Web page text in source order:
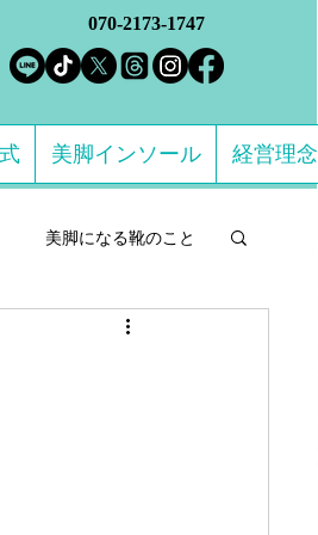
070-2173-1747
美脚インソール 経営理念
美脚になる靴のこと